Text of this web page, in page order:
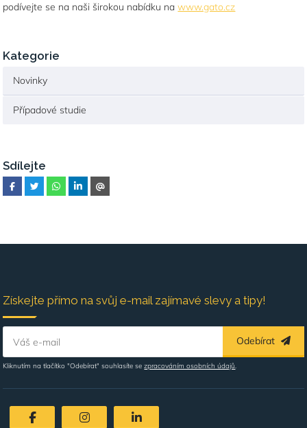
podívejte se na naši širokou nabídku nawww.gato.cz
Kategorie
Novinky
Případové studie
Sdílejte
Získejte přímo na svůj e-mail zajímavé slevy a tipy!
Váš e-mail Odebírat
Kliknutím na tlačítko "Odebírat" souhlasíte sezpracováním osobních údajů.